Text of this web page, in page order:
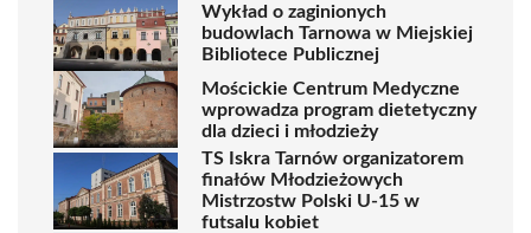
Wykład o zaginionych
budowlach Tarnowa w Miejskiej
Bibliotece Publicznej
Mościckie Centrum Medyczne
wprowadza program dietetyczny
dla dzieci i młodzieży
TS Iskra Tarnów organizatorem
finałów Młodzieżowych
Mistrzostw Polski U-15 w
futsalu kobiet